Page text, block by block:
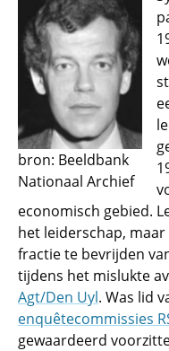
bron: Beeldbank
Nationaal Archief
economisch gebied.
het leiderschap,
fractie te bevrijden
tijdens het mislukte
Agt/Den Uyl. Was lid
enquêtecommissies
gewaardeerd